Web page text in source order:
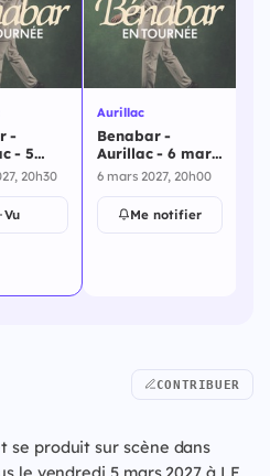
-
- 5
20h30
Vu
Aurillac
Benabar -
Aurillac - 6 mars
2027
6 mars 2027, 20h00
Me notifier
CONTRIBUER
se produit sur scène dans